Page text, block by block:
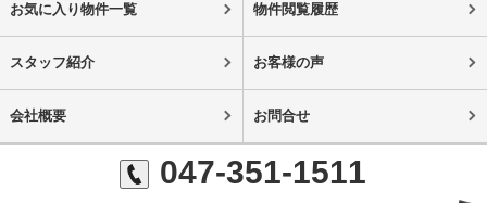
お気に入り物件一覧 物件閲覧履歴
スタッフ紹介 お客様の声
会社概要 お問合せ
047-351-1511